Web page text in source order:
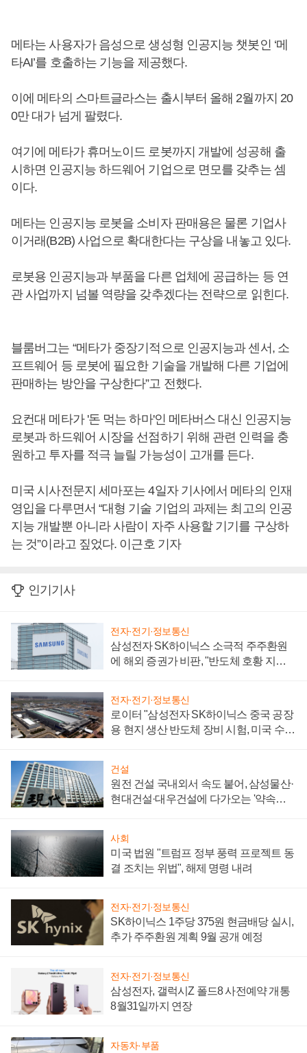
메타는 사용자가 음성으로 생성형 인공지능 챗봇인 ‘메
타AI’를 호출하는 기능을 제공했다.
이에 메타의 스마트글라스는 출시부터 올해 2월까지 20
0만 대가 넘게 팔렸다.
여기에 메타가 휴머노이드 로봇까지 개발에 성공해 출
시하면 인공지능 하드웨어 기업으로 면모를 갖추는 셈
이다.
메타는 인공지능 로봇을 소비자 판매용은 물론 기업사
이거래(B2B) 사업으로 확대한다는 구상을 내놓고 있다.
로봇용 인공지능과 부품을 다른 업체에 공급하는 등 연
관 사업까지 넘볼 역량을 갖추겠다는 전략으로 읽힌다.
블룸버그는 “메타가 중장기적으로 인공지능과 센서, 소
프트웨어 등 로봇에 필요한 기술을 개발해 다른 기업에
판매하는 방안을 구상한다”고 전했다.
요컨대 메타가 '돈 먹는 하마'인 메타버스 대신 인공지능
로봇과 하드웨어 시장을 선점하기 위해 관련 인력을 충
원하고 투자를 적극 늘릴 가능성이 고개를 든다.
미국 시사전문지 세마포는 4일자 기사에서 메타의 인재
영입을 다루면서 “대형 기술 기업의 과제는 최고의 인공
지능 개발뿐 아니라 사람이 자주 사용할 기기를 구상하
는 것”이라고 짚었다. 이근호 기자
인기기사
전자·전기·정보통신
삼성전자 SK하이닉스 소극적 주주환원
에 해외 증권가 비판, "반도체 호황 지속
전자·전기·정보통신
로이터 "삼성전자 SK하이닉스 중국 공장
용 현지 생산 반도체 장비 시험, 미국 수출
건설
원전 건설 국내외서 속도 붙어, 삼성물산·
현대건설·대우건설에 다가오는 '약속의
사회
미국 법원 "트럼프 정부 풍력 프로젝트 동
결 조치는 위법", 해제 명령 내려
전자·전기·정보통신
SK하이닉스 1주당 375원 현금배당 실시,
추가 주주환원 계획 9월 공개 예정
전자·전기·정보통신
삼성전자, 갤럭시Z 폴드8 사전예약 개통
8월31일까지 연장
자동차·부품